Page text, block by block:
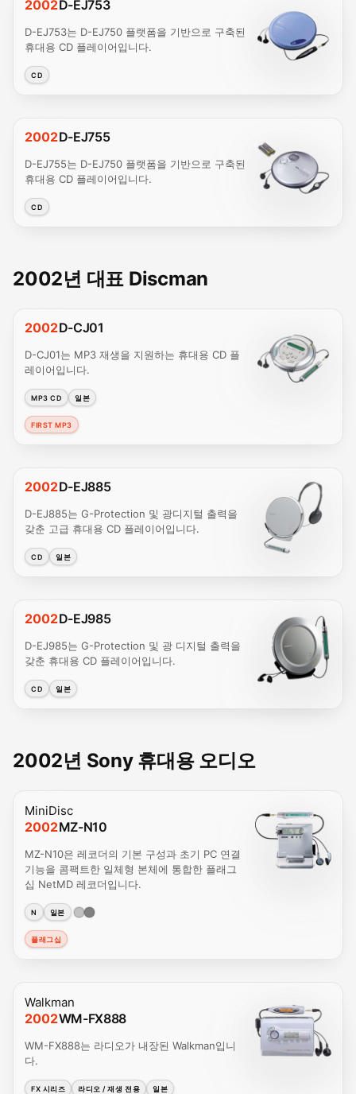
2002D-EJ753
D-EJ753는 D-EJ750 플랫폼을 기반으로 구축된
휴대용 CD 플레이어입니다.
CD
2002D-EJ755
D-EJ755는 D-EJ750 플랫폼을 기반으로 구축된
휴대용 CD 플레이어입니다.
CD
2002년 대표 Discman
2002D-CJ01
D-CJ01는 MP3 재생을 지원하는 휴대용 CD 플
레이어입니다.
MP3 CD 일본
FIRST MP3
2002D-EJ885
D-EJ885는 G-Protection 및 광디지털 출력을
갖춘 고급 휴대용 CD 플레이어입니다.
CD 일본
2002D-EJ985
D-EJ985는 G-Protection 및 광 디지털 출력을
갖춘 휴대용 CD 플레이어입니다.
CD 일본
2002년 Sony 휴대용 오디오
MiniDisc
2002MZ-N10
MZ-N10은 레코더의 기본 구성과 초기 PC 연결
기능을 콤팩트한 일체형 본체에 통합한 플래그
십 NetMD 레코더입니다.
N 일본
플래그십
Walkman
2002WM-FX888
WM-FX888는 라디오가 내장된 Walkman입니
다.
FX 시리즈 라디오 / 재생 전용 일본